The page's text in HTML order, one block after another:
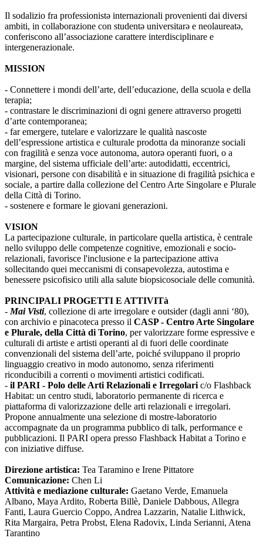
Il sodalizio fra professionistə internazionali provenienti dai diversi
ambiti, in collaborazione con studentə universitarə e neolaureatə,
conferiscono all’associazione carattere interdisciplinare e
intergenerazionale.
MISSION
- Connettere i mondi dell’arte, dell’educazione, della scuola e della
terapia;
- contrastare le discriminazioni di ogni genere attraverso progetti
d’arte contemporanea;
- far emergere, tutelare e valorizzare le qualità nascoste
dell’espressione artistica e culturale prodotta da minoranze sociali
con fragilità e senza voce autonoma, autorə operanti fuori, o a
margine, del sistema ufficiale dell’arte: autodidatti, eccentrici,
visionari, persone con disabilità e in situazione di fragilità psichica e
sociale, a partire dalla collezione del Centro Arte Singolare e Plurale
della Città di Torino.
- sostenere e formare le giovani generazioni.
VISION
La partecipazione culturale, in particolare quella artistica, è centrale
nello sviluppo delle competenze cognitive, emozionali e socio-
relazionali, favorisce l'inclusione e la partecipazione attiva
sollecitando quei meccanismi di consapevolezza, autostima e
benessere psicofisico utili alla salute biopsicosociale delle comunità.
PRINCIPALI PROGETTI E ATTIVITà
- Mai Visti, collezione di arte irregolare e outsider (dagli anni ‘80),
con archivio e pinacoteca presso il CASP - Centro Arte Singolare
e Plurale, della Città di Torino, per valorizzare forme espressive e
culturali di artiste e artisti operanti al di fuori delle coordinate
convenzionali del sistema dell’arte, poiché sviluppano il proprio
linguaggio creativo in modo autonomo, senza riferimenti
riconducibili a correnti o movimenti artistici codificati.
- il PARI - Polo delle Arti Relazionali e Irregolari c/o Flashback
Habitat: un centro studi, laboratorio permanente di ricerca e
piattaforma di valorizzazione delle arti relazionali e irregolari.
Propone annualmente una selezione di mostre-laboratorio
accompagnate da un programma pubblico di talk, performance e
pubblicazioni. Il PARI opera presso Flashback Habitat a Torino e
con iniziative diffuse.
Direzione artistica: Tea Taramino e Irene Pittatore
Comunicazione: Chen Li
Attività e mediazione culturale: Gaetano Verde, Emanuela
Albano, Maya Ardito, Roberta Billè, Daniele Dabbous, Allegra
Fanti, Laura Guercio Coppo, Andrea Lazzarin, Natalie Lithwick,
Rita Margaira, Petra Probst, Elena Radovix, Linda Serianni, Atena
Tarantino